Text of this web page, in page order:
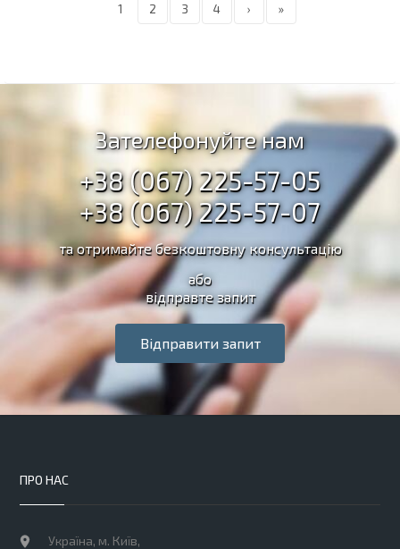
1 2 3 4 › »
Зателефонуйте нам
+38 (067) 225-57-05
+38 (067) 225-57-07
та отримайте безкоштовну консультацію
або
відправте запит
Відправити запит
ПРО НАС
Україна, м. Київ,